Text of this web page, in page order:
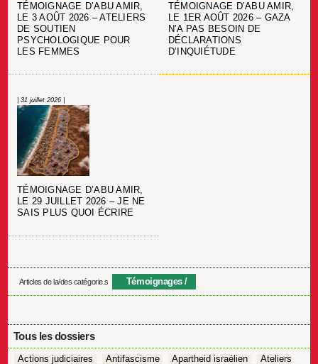
TÉMOIGNAGE D’ABU AMIR,
LE 3 AOÛT 2026 – ATELIERS
DE SOUTIEN
PSYCHOLOGIQUE POUR
LES FEMMES
TÉMOIGNAGE D’ABU AMIR,
LE 1ER AOÛT 2026 – GAZA
N’A PAS BESOIN DE
DÉCLARATIONS
D’INQUIÉTUDE
| 31 juillet 2026 |
TÉMOIGNAGE D’ABU AMIR,
LE 29 JUILLET 2026 – JE NE
SAIS PLUS QUOI ÉCRIRE
Articles de la/des catégorie.s Témoignages
Tous les dossiers
Actions judiciaires Antifascisme Apartheid israélien
Ateliers